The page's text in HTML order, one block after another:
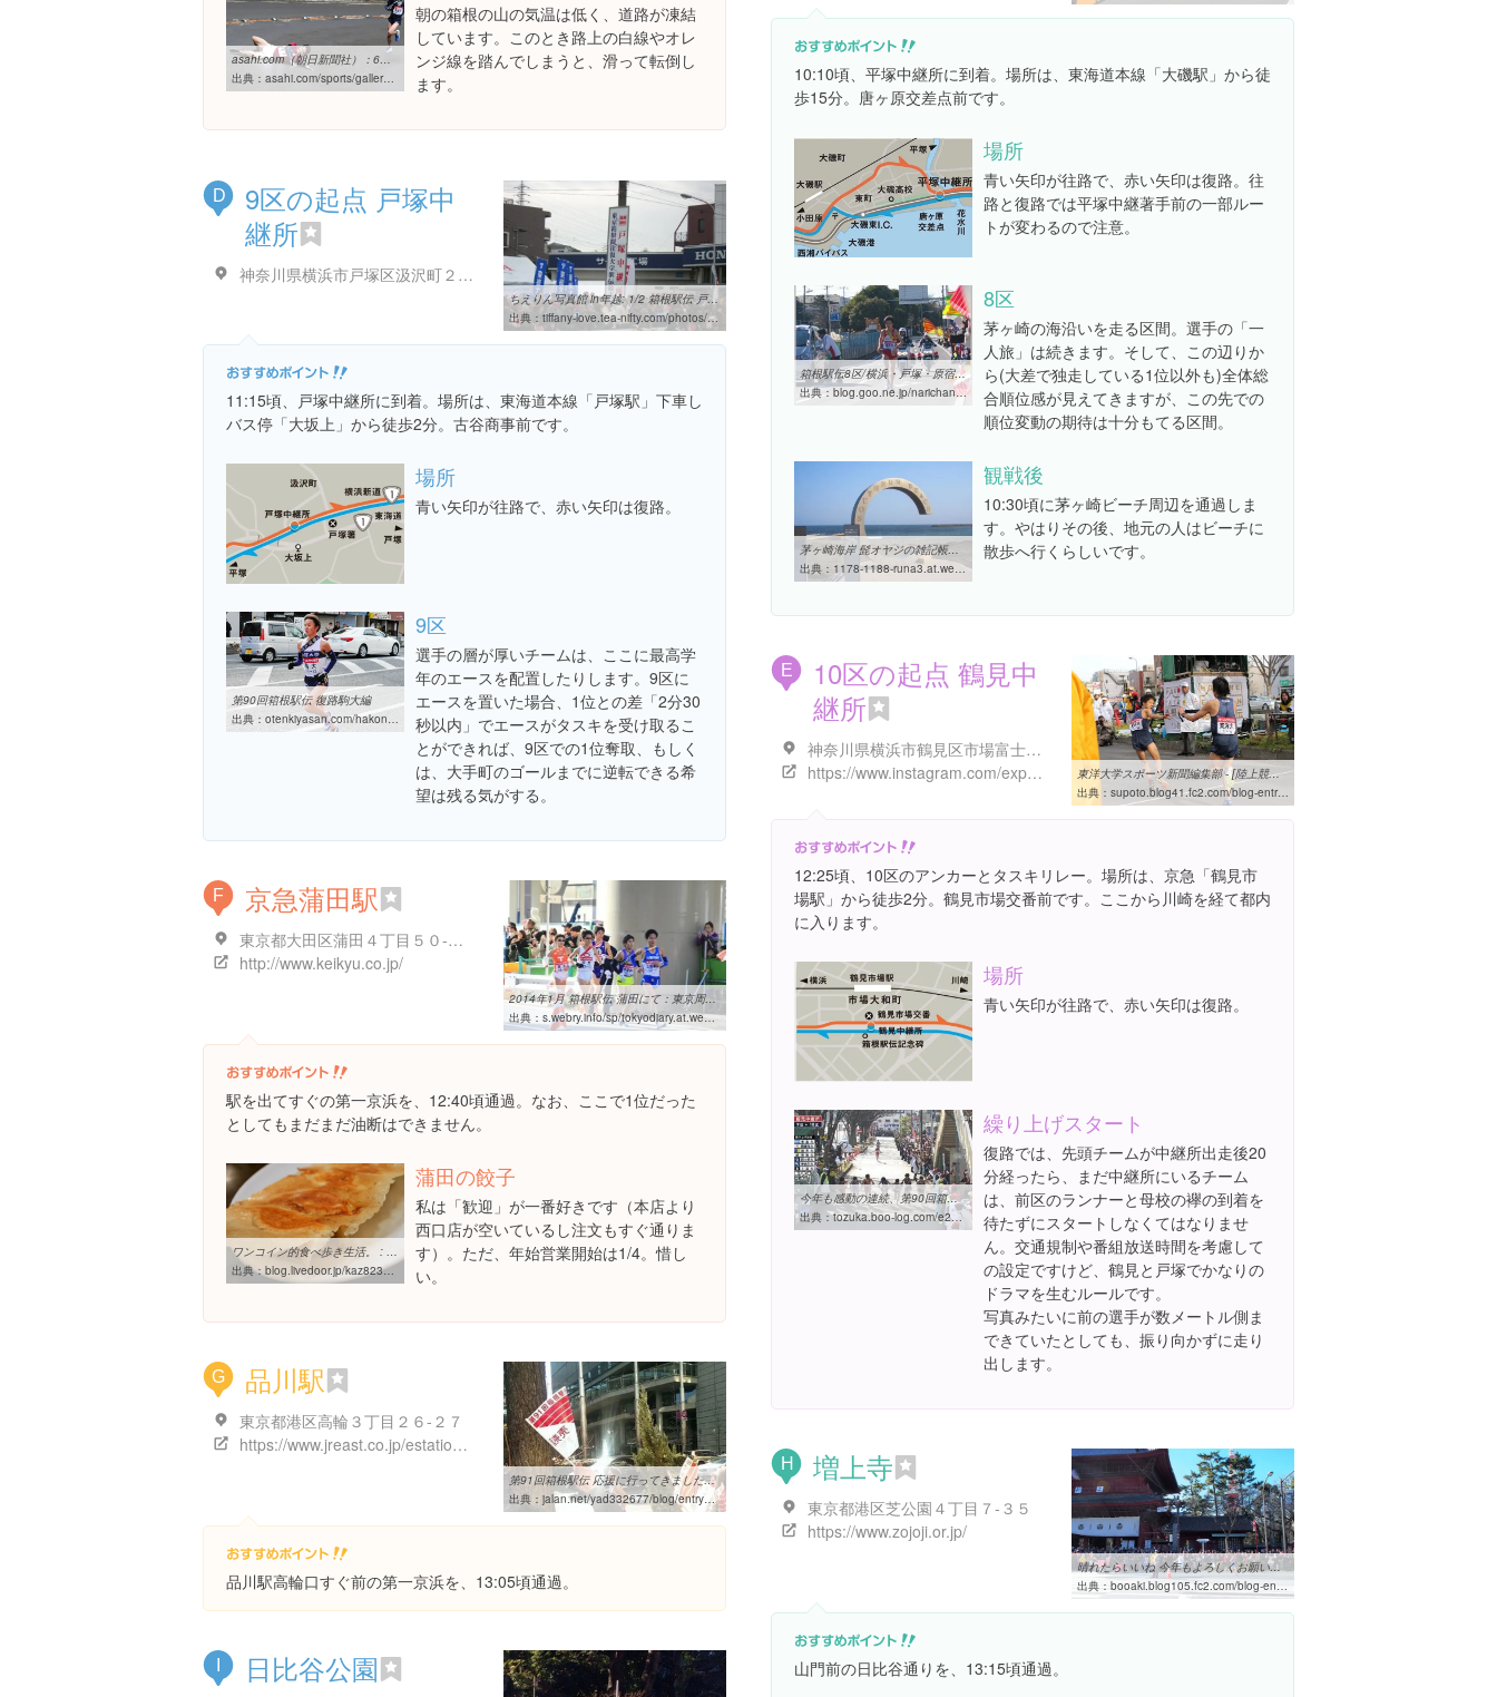
asahi.com（朝日新聞社）：6区、東洋大・市川孝徳（右）との首位争い ...
出典： asahi.com/sports/gallery/2011hakone_ekiden/20110103001.html
朝の箱根の山の気温は低く、道路が凍結
しています。このとき路上の白線やオレ
ンジ線を踏んでしまうと、滑って転倒し
ます。
10:10頃、平塚中継所に到着。場所は、東海道本線「大磯駅」から徒
歩15分。唐ヶ原交差点前です。
場所
青い矢印が往路で、赤い矢印は復路。往
路と復路では平塚中継著手前の一部ルー
トが変わるので注意。
箱根駅伝8区/横浜・戸塚・原宿で城西大棄権 - ジイジの気ままな雑記ノート
出典： blog.goo.ne.jp/narichanziizi/e/7f2cec382bcc4459e0dc208a12386708
8区
茅ヶ崎の海沿いを走る区間。選手の「一
人旅」は続きます。そして、この辺りか
ら(大差で独走している1位以外も)全体総
合順位感が見えてきますが、この先での
順位変動の期待は十分もてる区間。
茅ヶ崎海岸 髭オヤジの雑記帳（笑/ウェブリブログ
出典： 1178-1188-runa3.at.webry.info/200805/article_8.html
観戦後
10:30頃に茅ヶ崎ビーチ周辺を通過しま
す。やはりその後、地元の人はビーチに
散歩へ行くらしいです。
D
9区の起点 戸塚中
継所
神奈川県横浜市戸塚区汲沢町２０１
ちえりん写真館 in年越: 1/2 箱根駅伝 戸塚中継所
出典： tiffany-love.tea-nifty.com/photos/toshikoshi/cimg2652.html
11:15頃、戸塚中継所に到着。場所は、東海道本線「戸塚駅」下車し
バス停「大坂上」から徒歩2分。古谷商事前です。
場所
青い矢印が往路で、赤い矢印は復路。
第90回箱根駅伝 復路駒大編
出典： otenkiyasan.com/hakone/ekiden/hakone90_06.htm
9区
選手の層が厚いチームは、ここに最高学
年のエースを配置したりします。9区に
エースを置いた場合、1位との差「2分30
秒以内」でエースがタスキを受け取るこ
とができれば、9区での1位奪取、もしく
は、大手町のゴールまでに逆転できる希
望は残る気がする。
E
10区の起点 鶴見中
継所
神奈川県横浜市鶴見区市場富士見町１-２１
https://www.instagram.com/explore/locations/539950930
東洋大学スポーツ新聞編集部 - [陸上競技]箱根復路 箱根駅伝3連覇達成 ...
出典： supoto.blog41.fc2.com/blog-entry-1809.html
12:25頃、10区のアンカーとタスキリレー。場所は、京急「鶴見市
場駅」から徒歩2分。鶴見市場交番前です。ここから川崎を経て都内
に入ります。
場所
青い矢印が往路で、赤い矢印は復路。
今年も感動の連続、第90回箱根駅伝 | 経営コンサルタント 戸塚友康 の ...
出典：tozuka.boo-log.com/e252032.html
繰り上げスタート
復路では、先頭チームが中継所出走後20
分経ったら、まだ中継所にいるチーム
は、前区のランナーと母校の襷の到着を
待たずにスタートしなくてはなりませ
ん。交通規制や番組放送時間を考慮して
の設定ですけど、鶴見と戸塚でかなりの
ドラマを生むルールです。
写真みたいに前の選手が数メートル側ま
できていたとしても、振り向かずに走り
出します。
F 京急蒲田駅
東京都大田区蒲田４丁目５０-１０
http://www.keikyu.co.jp/
2014年1月 箱根駅伝 蒲田にて：東京周遊日記-Around the world-
出典： s.webry.info/sp/tokyodiary.at.webry.info/201401/article_3.html
駅を出てすぐの第一京浜を、12:40頃通過。なお、ここで1位だった
としてもまだまだ油断はできません。
ワンコイン的食べ歩き生活。 : 歓迎 蒲田 平日でも満員御礼
出典： blog.livedoor.jp/kaz823ad/archives/51416636.html
蒲田の餃子
私は「歓迎」が一番好きです（本店より
西口店が空いているし注文もすぐ通りま
す）。ただ、年始営業開始は1/4。惜し
い。
G 品川駅
東京都港区高輪３丁目２６-２７
https://www.jreast.co.jp/estation/stations/788.html
第91回箱根駅伝 応援に行ってきました～/秋葉原ワシントンホテルの ...
出典： jalan.net/yad332677/blog/entry0003285133.html
品川駅高輪口すぐ前の第一京浜を、13:05頃通過。
H 増上寺
東京都港区芝公園４丁目７-３５
https://www.zojoji.or.jp/
晴れたらいいね 今年もよろしくお願いします
出典： booaki.blog105.fc2.com/blog-entry-1892.html
山門前の日比谷通りを、13:15頃通過。
日比谷公園